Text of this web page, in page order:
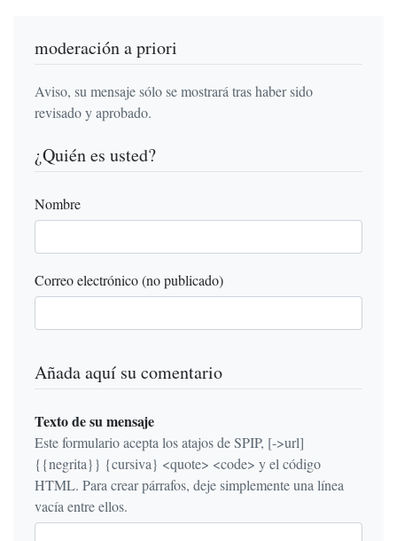
moderación a priori
Aviso, su mensaje sólo se mostrará tras haber sido
revisado y aprobado.
¿Quién es usted?
Nombre
Correo electrónico (no publicado)
Añada aquí su comentario
Texto de su mensaje
Este formulario acepta los atajos de SPIP, [->url]
{{negrita}} {cursiva} <quote> <code> y el código
HTML. Para crear párrafos, deje simplemente una línea
vacía entre ellos.